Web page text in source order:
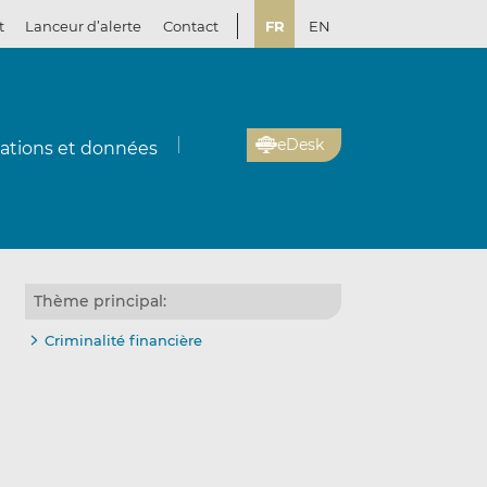
Lanceur d’alerte Contact FR EN
et données eDesk
Thème principal:
Criminalité financière